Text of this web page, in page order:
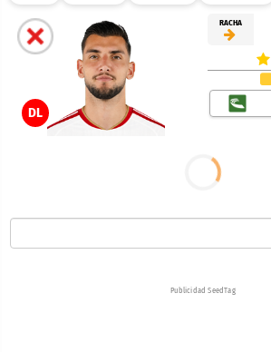
DL
RACHA
Publicidad SeedTag